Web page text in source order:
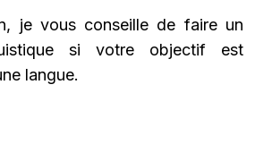
je vous conseille de faire un
si votre objectif est
langue.